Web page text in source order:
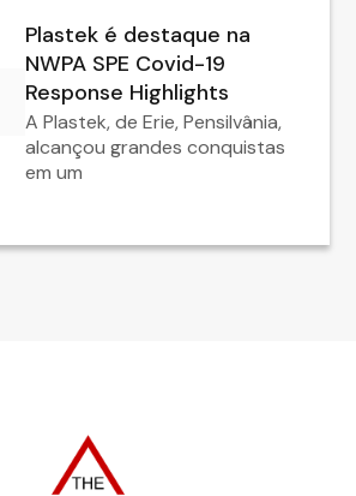
Plastek é destaque na
NWPA SPE Covid-19
Response Highlights
A Plastek, de Erie, Pensilvânia,
alcançou grandes conquistas
em um